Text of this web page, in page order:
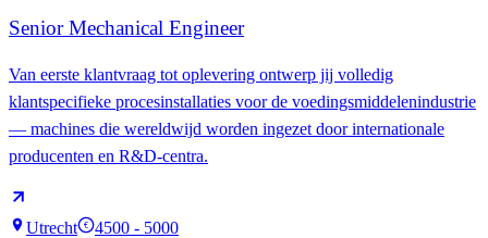
Senior Mechanical Engineer
Van eerste klantvraag tot oplevering ontwerp jij volledig
klantspecifieke procesinstallaties voor de voedingsmiddelenindustrie
— machines die wereldwijd worden ingezet door internationale
producenten en R&D-centra.
Utrecht € 4500 - 5000